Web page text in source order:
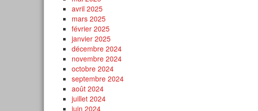
avril 2025
mars 2025
février 2025
janvier 2025
décembre 2024
novembre 2024
octobre 2024
septembre 2024
août 2024
juillet 2024
juin 2024